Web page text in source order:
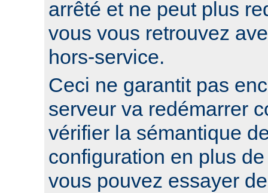
arrêté et ne peut plus
vous vous retrouvez
hors-service.
Ceci ne garantit pas
serveur va redémarrer
vérifier la sémantique
configuration en plus
vous pouvez essayer